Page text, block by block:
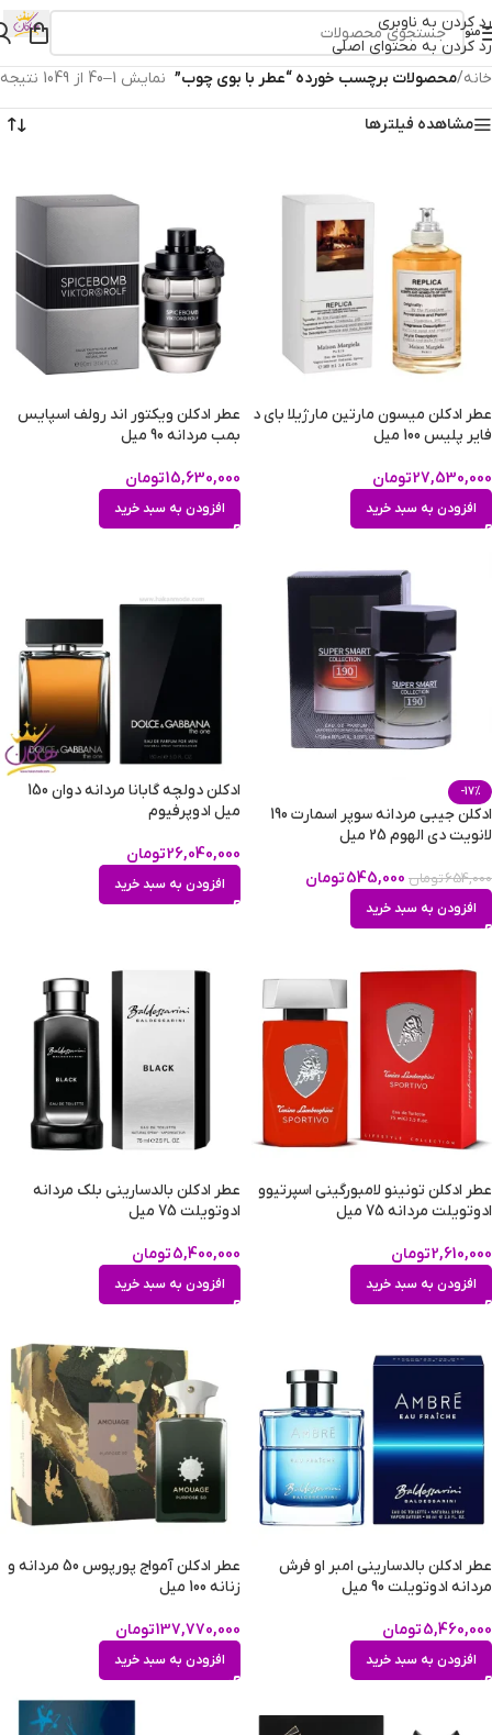
رد کردن به ناوبری
رد کردن به محتوای اصلی
منو
خانه/محصولات برچسب خورده “عطر با بوی چوب” نمایش 1–40 از 1049 نتیجه
مشاهده فیلترها
عطر ادکلن میسون مارتین مارژیلا بای د
فایر پلیس 100 میل
27,530,000تومان
افزودن به سبد خرید
عطر ادکلن ویکتور اند رولف اسپایس
بمب مردانه 90 میل
15,630,000تومان
افزودن به سبد خرید
-17%
ادکلن جیبی مردانه سوپر اسمارت 190
لانویت دی الهوم 25 میل
654,000تومان 545,000تومان
افزودن به سبد خرید
ادکلن دولچه گابانا مردانه دوان 150
میل ادوپرفیوم
26,040,000تومان
افزودن به سبد خرید
عطر ادکلن تونینو لامبورگینی اسپرتیوو
ادوتویلت مردانه 75 میل
2,610,000تومان
افزودن به سبد خرید
عطر ادکلن بالدسارینی بلک مردانه
ادوتویلت 75 میل
5,400,000تومان
افزودن به سبد خرید
عطر ادکلن بالدسارینی امبر او فرش
مردانه ادوتویلت 90 میل
5,460,000تومان
افزودن به سبد خرید
عطر ادکلن آمواج پورپوس 50 مردانه و
زنانه 100 میل
137,770,000تومان
افزودن به سبد خرید